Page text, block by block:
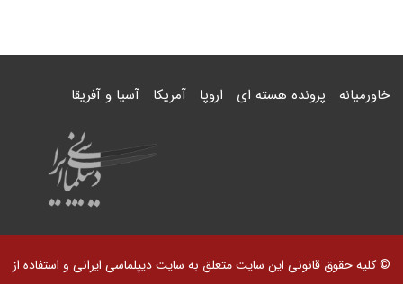
خاورمیانه پرونده هسته ای اروپا آمریکا آسیا و آفریقا
© کلیه حقوق قانونی این سایت متعلق به سایت دیپلماسی ایرانی و استفاده از